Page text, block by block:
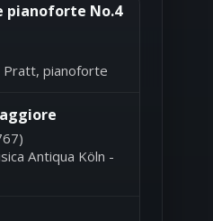
pianoforte No.4
Pratt, pianoforte
Antiqua Köln -